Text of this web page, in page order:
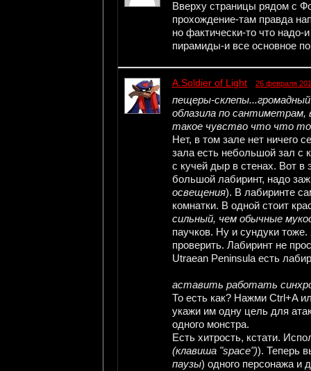
Вверху страницы рядом с
прохождение-там правда
но фактически-то что надо-
пирамиды-и все основное
A.Soldier of Light 26 февраля
пещеры-склепы...громадный
облазила по
такое чувство что что
Нет, в том зале нет ничего
зала есть небольшой зал с
с кучей дыр в стенах. Вот в
большой лабиринт, надо
освещения). В лабиринте
комнатки. В одной стоит
сильный, чем обычные
паучков. Ну и сундуки
проверить. Лабиринт не
Utraean Peninsula есть
аставить работать
То есть как? Нажми Ctrl+A
укажи им одну цель для
одного монстра.
Есть хитрость, кстати.
(клавиша "space")). Теперь
паузы) одного персонажа и